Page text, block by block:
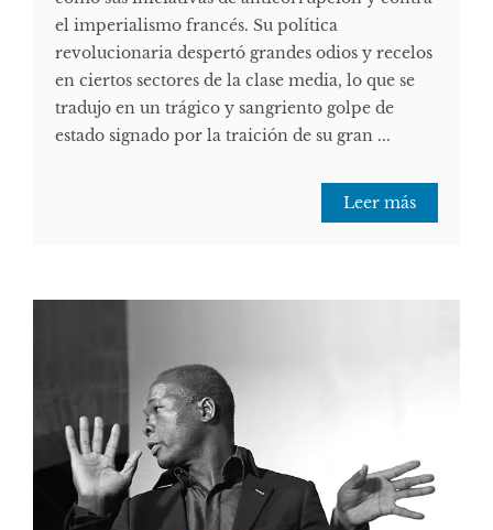
el imperialismo francés. Su política
revolucionaria despertó grandes odios y recelos
en ciertos sectores de la clase media, lo que se
tradujo en un trágico y sangriento golpe de
estado signado por la traición de su gran ...
Leer más